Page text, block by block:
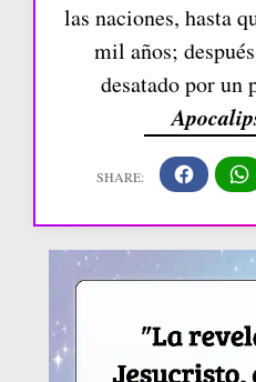
las naciones, hasta
mil años;
desatado por un